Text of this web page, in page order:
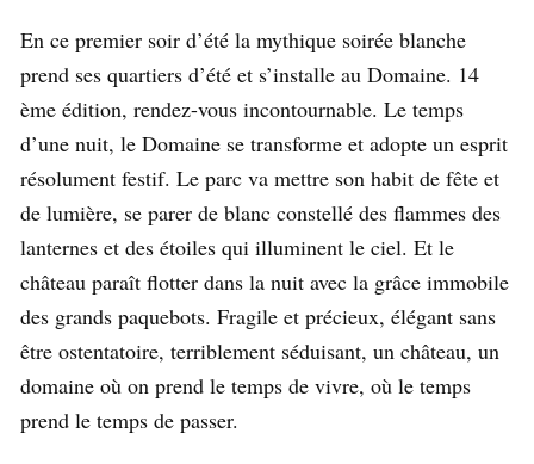
En ce premier soir d’été la mythique soirée blanche
prend ses quartiers d’été et s’installe au Domaine. 14
ème édition, rendez-vous incontournable. Le temps
d’une nuit, le Domaine se transforme et adopte un esprit
résolument festif. Le parc va mettre son habit de fête et
de lumière, se parer de blanc constellé des flammes des
lanternes et des étoiles qui illuminent le ciel. Et le
château paraît flotter dans la nuit avec la grâce immobile
des grands paquebots. Fragile et précieux, élégant sans
être ostentatoire, terriblement séduisant, un château, un
domaine où on prend le temps de vivre, où le temps
prend le temps de passer.